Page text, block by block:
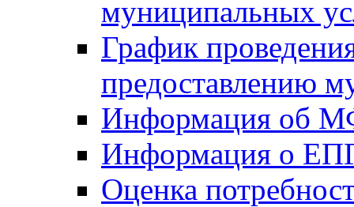
муниципальных
График
предоставлению
Информация об
Информация о
Оценка